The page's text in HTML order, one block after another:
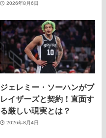
2026年8月6日
ジェレミー・ソーハンがブ
レイザーズと契約！直面す
る厳しい現実とは？
2026年8月4日